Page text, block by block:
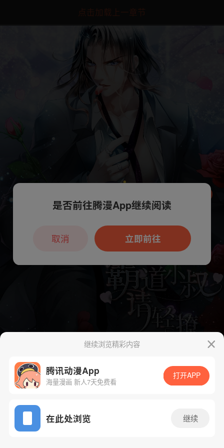
点击加载上一章节
App免费看
下一话 腾漫App免费看
继续浏览精彩内容
腾讯动漫App
海量漫画 新人7天免费看
打开APP
在此处浏览 继续
本章节仅支持App阅读，可打开App新用
户7天免费看
是否前往腾漫App继续阅读
立即前往
取消